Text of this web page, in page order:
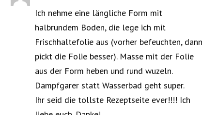
Ich nehme eine längliche Form mit
halbrundem Boden, die lege ich mit
Frischhaltefolie aus (vorher befeuchten, dann
pickt die Folie besser). Masse mit der Folie
aus der Form heben und rund wuzeln.
Dampfgarer statt Wasserbad geht super.
Ihr seid die tollste Rezeptseite ever!!!! Ich